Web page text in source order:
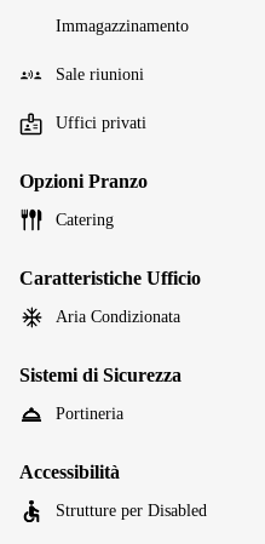
Immagazzinamento
Sale riunioni
Uffici privati
Opzioni Pranzo
Catering
Caratteristiche Ufficio
Aria Condizionata
Sistemi di Sicurezza
Portineria
Accessibilità
Strutture per Disabled